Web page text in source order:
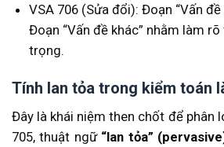
VSA 706 (Sửa đổi): Đoạn “Vấn đề
Đoạn “Vấn đề khác” nhằm làm
trọng.
Tính lan tỏa trong kiểm toán
Đây là khái niệm then chốt để phân
705, thuật ngữ “lan tỏa”